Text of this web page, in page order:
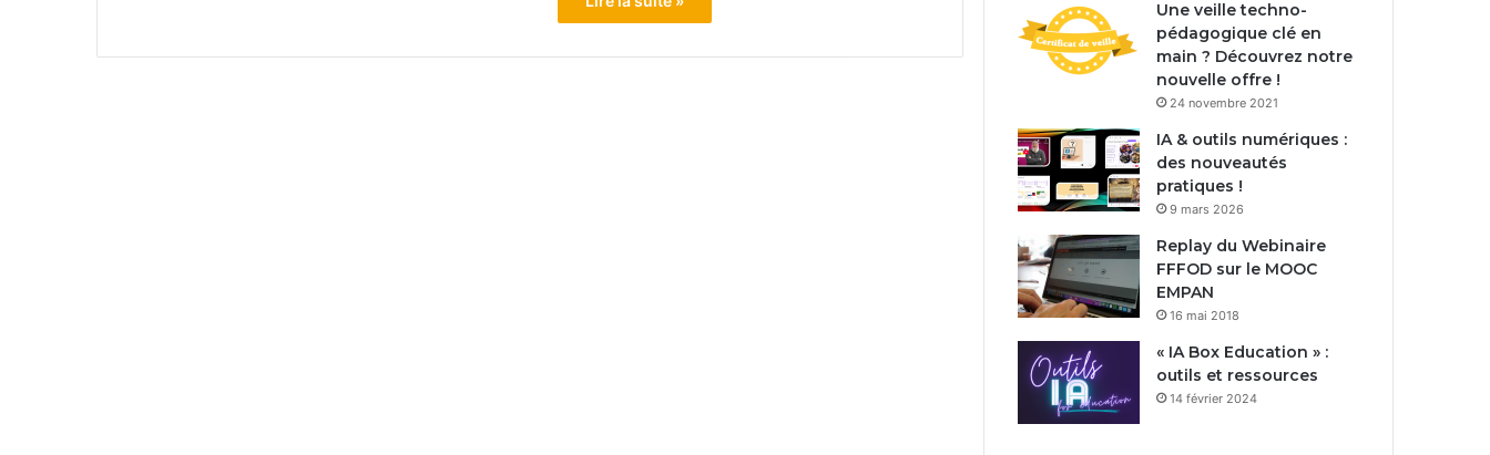
Une veille techno-
pédagogique clé en
main ? Découvrez notre
nouvelle offre !
24 novembre 2021
IA & outils numériques :
des nouveautés
pratiques !
9 mars 2026
Replay du Webinaire
FFFOD sur le MOOC
EMPAN
16 mai 2018
« IA Box Education » :
outils et ressources
14 février 2024